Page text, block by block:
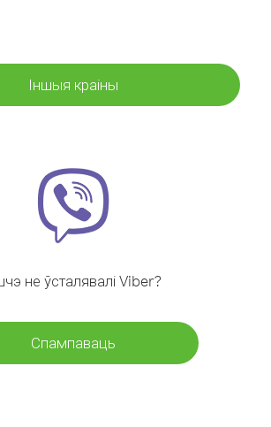
Іншыя краіны
не ўсталявалі Viber?
Спампаваць